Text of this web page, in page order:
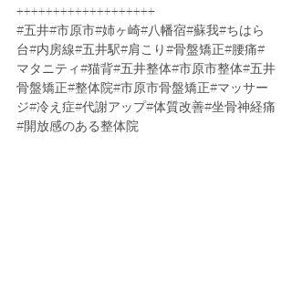
+++++++++++++++++++
#五井#市原市#姉ヶ崎#八幡宿#蘇我#ちはら
台#内房線#五井駅#肩こり#骨盤矯正#腰痛#
マタニティ#猫背#五井整体#市原市整体#五井
骨盤矯正#整体院#市原市骨盤矯正#マッサー
ジ#冷え症#代謝アップ#体質改善#坐骨神経痛
#開放感のある整体院